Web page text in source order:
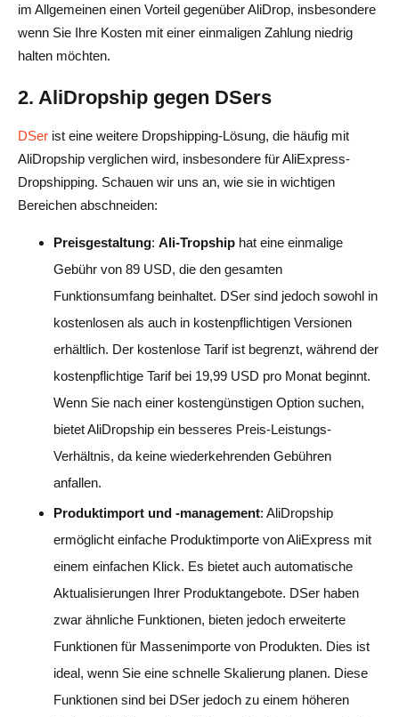
im Allgemeinen einen Vorteil gegenüber AliDrop, insbesondere
wenn Sie Ihre Kosten mit einer einmaligen Zahlung niedrig
halten möchten.
2. AliDropship gegen DSers
DSer ist eine weitere Dropshipping-Lösung, die häufig mit
AliDropship verglichen wird, insbesondere für AliExpress-
Dropshipping. Schauen wir uns an, wie sie in wichtigen
Bereichen abschneiden:
Preisgestaltung: Ali-Tropship hat eine einmalige
Gebühr von 89 USD, die den gesamten
Funktionsumfang beinhaltet. DSer sind jedoch sowohl in
kostenlosen als auch in kostenpflichtigen Versionen
erhältlich. Der kostenlose Tarif ist begrenzt, während der
kostenpflichtige Tarif bei 19,99 USD pro Monat beginnt.
Wenn Sie nach einer kostengünstigen Option suchen,
bietet AliDropship ein besseres Preis-Leistungs-
Verhältnis, da keine wiederkehrenden Gebühren
anfallen.
Produktimport und -management: AliDropship
ermöglicht einfache Produktimporte von AliExpress mit
einem einfachen Klick. Es bietet auch automatische
Aktualisierungen Ihrer Produktangebote. DSer haben
zwar ähnliche Funktionen, bieten jedoch erweiterte
Funktionen für Massenimporte von Produkten. Dies ist
ideal, wenn Sie eine schnelle Skalierung planen. Diese
Funktionen sind bei DSer jedoch zu einem höheren